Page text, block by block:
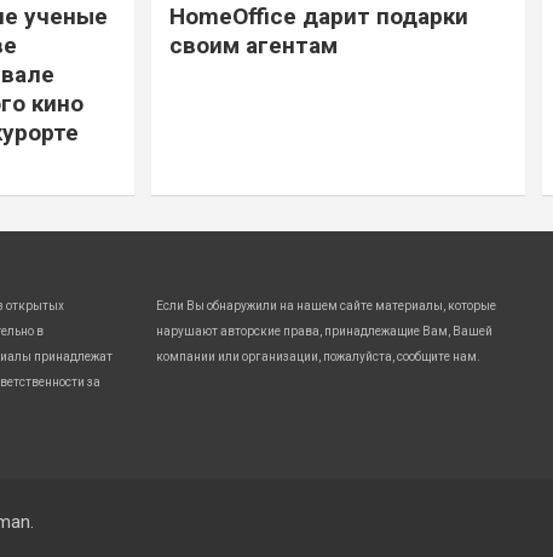
ученые
кино
HomeOffice дарит подарки
своим агентам
открытых
в
принадлежат
за
Если Вы обнаружили на нашем сайте материалы, которые
нарушают авторские права, принадлежащие Вам, Вашей
компании или организации, пожалуйста, сообщите нам.